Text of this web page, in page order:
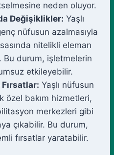
neden oluyor.
Değişiklikler: Yaşlı
nüfusun azalmasıyla
nitelikli eleman
Bu durum, işletmelerin
etkileyebilir.
Yaşlı nüfusun
özel bakım hizmetleri,
merkezleri gibi
çıkabilir. Bu durum,
fırsatlar yaratabilir.